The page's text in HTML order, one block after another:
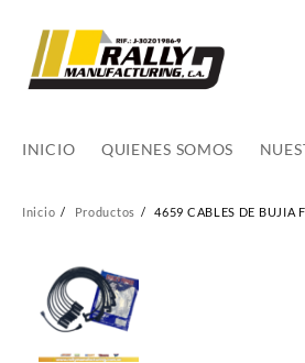
contenido
INICIO QUIENES SOMOS
Inicio Productos 4659 CABLES DE BUJIA